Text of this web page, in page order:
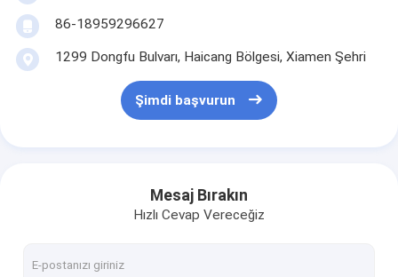
86-18959296627
1299 Dongfu Bulvarı, Haicang Bölgesi, Xiamen Şehri
Şimdi başvurun
Mesaj Bırakın
Hızlı Cevap Vereceğiz